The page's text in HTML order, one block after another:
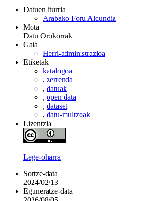
Datuen iturria
Arabako Foru Aldundia
Mota
Datu Orokorrak
Gaia
Herri-administrazioa
Etiketak
katalogoa
, zerrenda
, datuak
, open data
, dataset
, datu-multzoak
Lizentzia
Lege-oharra
Sortze-data
2024/02/13
Eguneratze-data